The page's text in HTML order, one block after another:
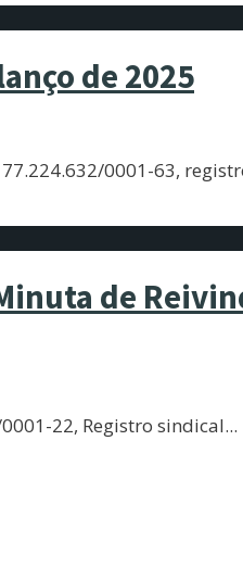
de 2025
0001-63,
de
22, Registro sindical...